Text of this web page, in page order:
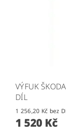
VÝFUK
DÍL
1 256,20 Kč
1 520 Kč